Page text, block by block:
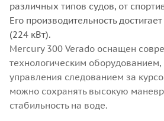
различных типов судов, от
Его производительность
(224 кВт).
Mercury 300 Verado оснащен
технологическим
управления следованием за
можно сохранять высокую
стабильность на воде.